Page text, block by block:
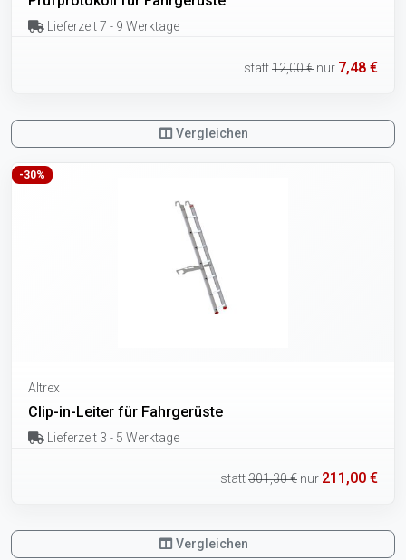
Lieferzeit 7 - 9 Werktage
statt12,00 € nur 7,48 €
Vergleichen
-30%
Altrex
Clip-in-Leiter für Fahrgerüste
Lieferzeit 3 - 5 Werktage
statt301,30 € nur 211,00 €
Vergleichen